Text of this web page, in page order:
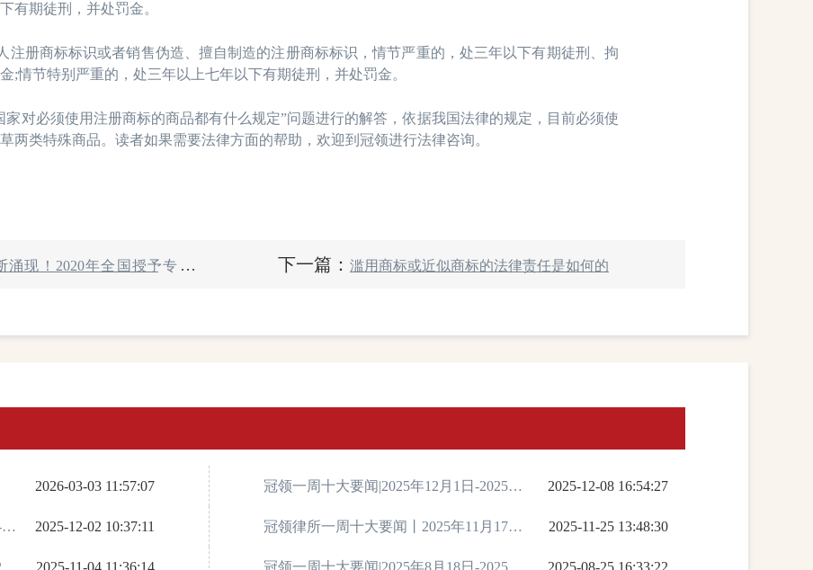
有期徒刑，并处罚金。
册商标标识或者销售伪造、擅自制造的注册商标标识，情节严重的，处三年以下有期徒刑、拘
;情节特别严重的，处三年以上七年以下有期徒刑，并处罚金。
必须使用注册商标的商品都有什么规定”问题进行的解答，依据我国法律的规定，目前必须使
两类特殊商品。读者如果需要法律方面的帮助，欢迎到冠领进行法律咨询。
现！2020年全国授予专利权 下一篇： 滥用商标或近似商标的法律责任是如何的
2026-03-03 11:57:07 冠领一周十大要闻|2025年12月1日-2025年
12月7日
2025-12-08 16:54:27
2025-12-02 10:37:11 冠领律所一周十大要闻丨2025年11月17日
—11月23日
2025-11-25 13:48:30
2025-11-04 11:36:14 冠领一周十大要闻|2025年8月18日-2025年8 2025-08-25 16:33:22